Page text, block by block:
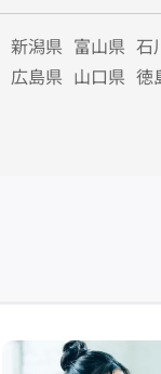
新潟県 富山県 石
広島県 山口県 徳